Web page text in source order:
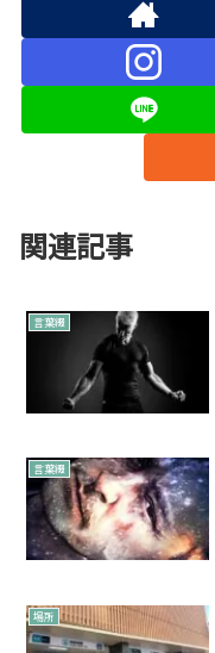
関連記事
言葉綴
言葉綴
場所